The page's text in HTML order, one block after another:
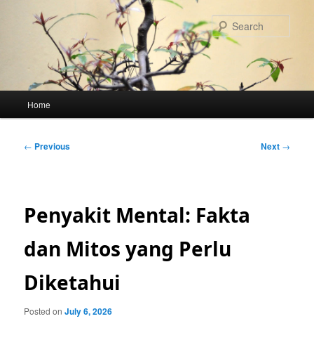
Home
Post
← Previous Next →
Penyakit Mental: Fakta
dan Mitos yang Perlu
Diketahui
Posted onJuly 6, 2026